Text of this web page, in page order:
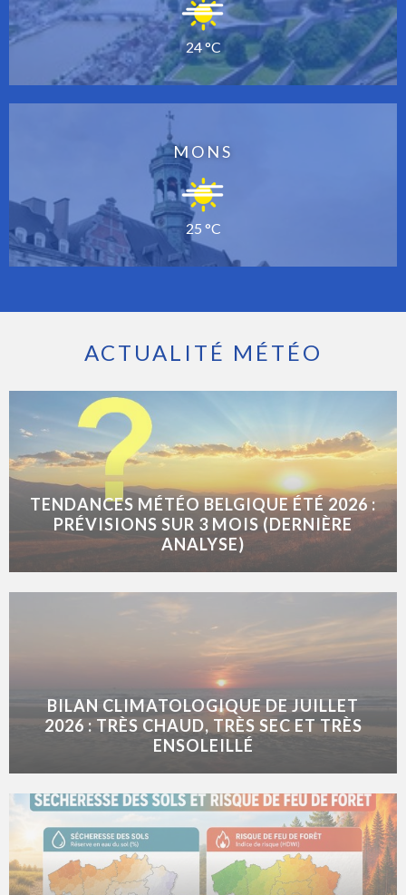
24 °C
MONS
25 °C
ACTUALITÉ MÉTÉO
TENDANCES MÉTÉO BELGIQUE ÉTÉ 2026 :
PRÉVISIONS SUR 3 MOIS (DERNIÈRE
ANALYSE)
BILAN CLIMATOLOGIQUE DE JUILLET
2026 : TRÈS CHAUD, TRÈS SEC ET TRÈS
ENSOLEILLÉ